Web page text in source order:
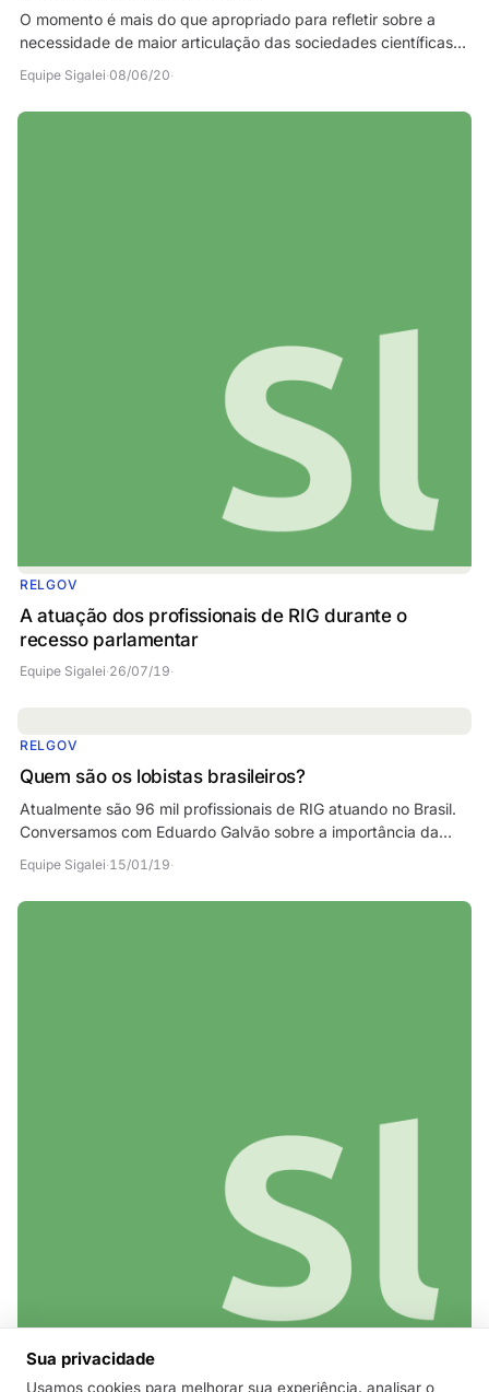
O momento é mais do que apropriado para refletir sobre a
necessidade de maior articulação das sociedades científicas.
Equipe Sigalei·08/06/20·
RELGOV
A atuação dos profissionais de RIG durante o
recesso parlamentar
Equipe Sigalei·26/07/19·
RELGOV
Quem são os lobistas brasileiros?
Atualmente são 96 mil profissionais de RIG atuando no Brasil.
Conversamos com Eduardo Galvão sobre a importância da
Equipe Sigalei·15/01/19·
Sua privacidade
Usamos cookies para melhorar sua experiência, analisar o